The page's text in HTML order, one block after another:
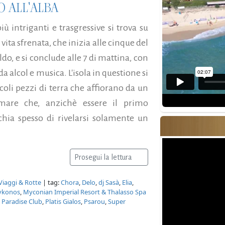
ALL'ALBA
intriganti e trasgressive si trova su
sfrenata, che inizia alle cinque del
e si conclude alle 7 di mattina, con
alcol e musica. L'isola in questione si
pezzi di terra che affiorano da un
che, anzichè essere il primo
spesso di rivelarsi solamente un
Prosegui la lettura
& Rotte | tag:Chora, Delo,dj Sasà, Elia,
, Myconian Imperial Resort & Thalasso Spa
Paradise Club, Platis Gialos, Psarou,Super